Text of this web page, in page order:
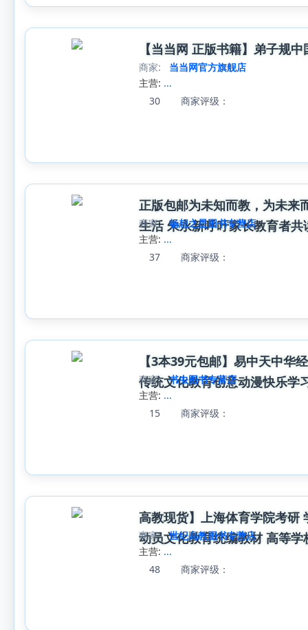
【当当网 正版书籍】弟子规
商家:
当当网官方旗舰店
主营: ...
30
商家评级：
正版包邮为未知而教，为未来
生活 朱永新呼吁家长教育者共
商家:
畅想之星图书专营店
主营: ...
37
商家评级：
【3本39元包邮】易中天中华
传统文化教育创意动漫快乐学
商家:
书虫图书专营店
主营: ...
15
商家评级：
高教现货】上海体育学院考研
动员文化教育统编教材 高等学
商家:
世纪高教图书专营店
主营: ...
48
商家评级：